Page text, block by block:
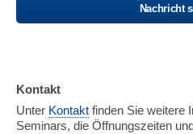
Nachricht
Kontakt
Unter Kontakt finden Sie weitere
Seminars, die Öffnungszeiten